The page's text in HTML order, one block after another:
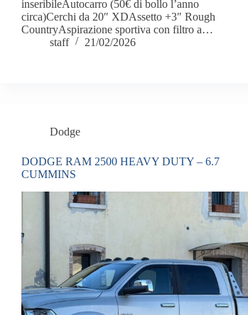
inseribileAutocarro (50€ di bollo l’anno
circa)Cerchi da 20″ XDAssetto +3″ Rough
CountryAspirazione sportiva con filtro a…
staff
21/02/2026
Dodge
DODGE RAM 2500 HEAVY DUTY – 6.7
CUMMINS